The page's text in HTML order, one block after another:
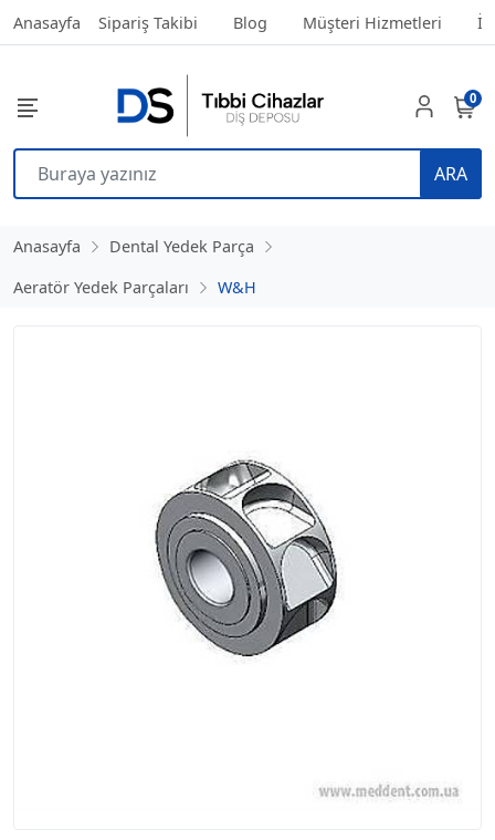
Anasayfa Sipariş Takibi Blog Müşteri Hizmetleri
ARA
0
Anasayfa
Dental Yedek Parça
Aeratör Yedek Parçaları
W&H